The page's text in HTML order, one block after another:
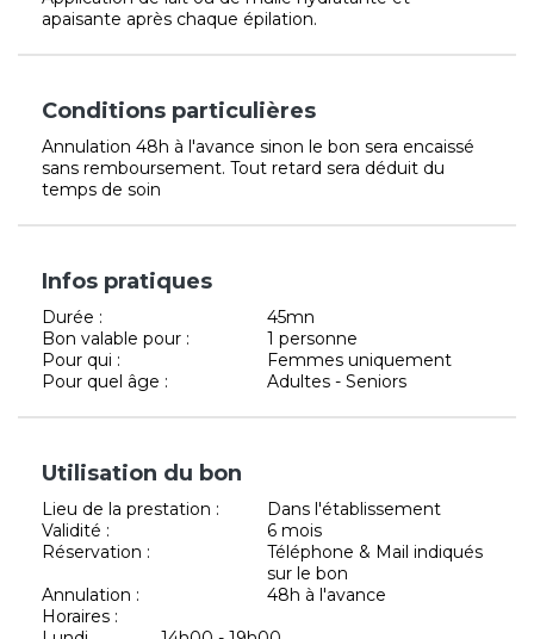
apaisante après chaque épilation.
Conditions particulières
Annulation 48h à l'avance sinon le bon sera encaissé
sans remboursement. Tout retard sera déduit du
temps de soin
Infos pratiques
Durée :
45mn
Bon valable pour :
1 personne
Pour qui :
Femmes uniquement
Pour quel âge :
Adultes - Seniors
Utilisation du bon
Lieu de la prestation :
Dans l'établissement
Validité :
6 mois
Réservation :
Téléphone & Mail indiqués
sur le bon
Annulation :
48h à l'avance
Horaires :